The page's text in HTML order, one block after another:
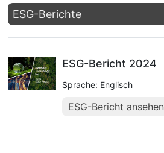
ESG-Berichte
ESG-Bericht 2024
Sprache: Englisch
ESG-Bericht ansehen